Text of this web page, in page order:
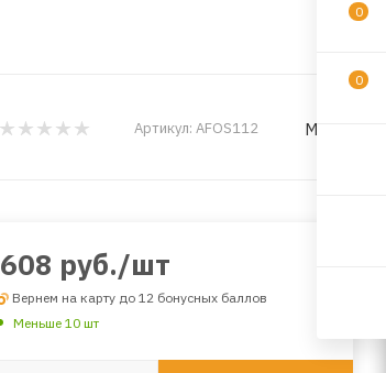
Артикул: AFOS112 MILES
608 руб./шт
Вернем на карту до 12 бонусных баллов
Меньше 10 шт
0
0